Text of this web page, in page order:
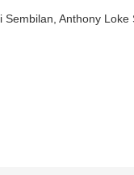
Sembilan, Anthony